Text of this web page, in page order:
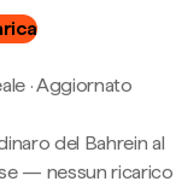
·Aggiornato
del Bahrein al
— nessun ricarico